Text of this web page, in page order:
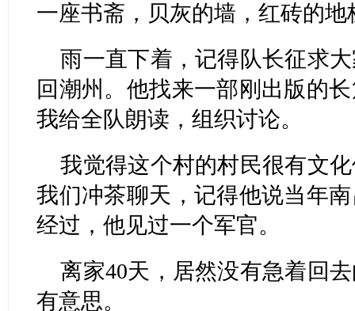
一座书斋，贝灰的墙，红砖的
雨一直下着，记得队长征求
回潮州。他找来一部刚出版的
我给全队朗读，组织讨论。
我觉得这个村的村民很有文
我们冲茶聊天，记得他说当年
经过，他见过一个军官。
离家40天，居然没有急着回
有意思。